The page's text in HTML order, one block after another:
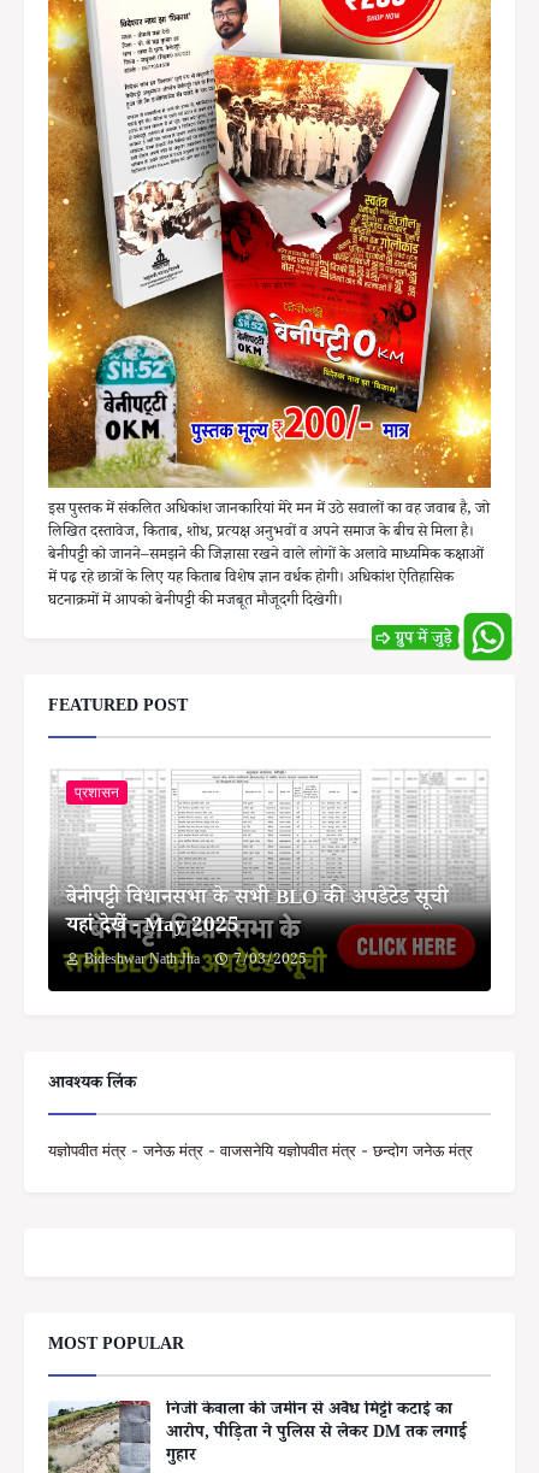
इस पुस्तक में संकलित अधिकांश जानकारियां मेरे मन में उठे सवालों का वह जवाब है, जो
लिखित दस्तावेज, किताब, शोध, प्रत्यक्ष अनुभवों व अपने समाज के बीच से मिला है।
बेनीपट्टी को जानने–समझने की जिज्ञासा रखने वाले लोगों के अलावे माध्यमिक कक्षाओं
में पढ़ रहे छात्रों के लिए यह किताब विशेष ज्ञान वर्धक होगी। अधिकांश ऐतिहासिक
घटनाक्रमों में आपको बेनीपट्टी की मजबूत मौजूदगी दिखेगी।
FEATURED POST
प्रशासन
बेनीपट्टी विधानसभा के सभी BLO की अपडेटेड सूची
यहां देखें - May 2025
Bideshwar Nath Jha 7/03/2025
आवश्यक लिंक
यज्ञोपवीत मंत्र - जनेऊ मंत्र - वाजसनेयि यज्ञोपवीत मंत्र - छन्दोग जनेऊ मंत्र
MOST POPULAR
निजी केवाला की जमीन से अवैध मिट्टी कटाई का
आरोप, पीड़िता ने पुलिस से लेकर DM तक लगाई
गुहार